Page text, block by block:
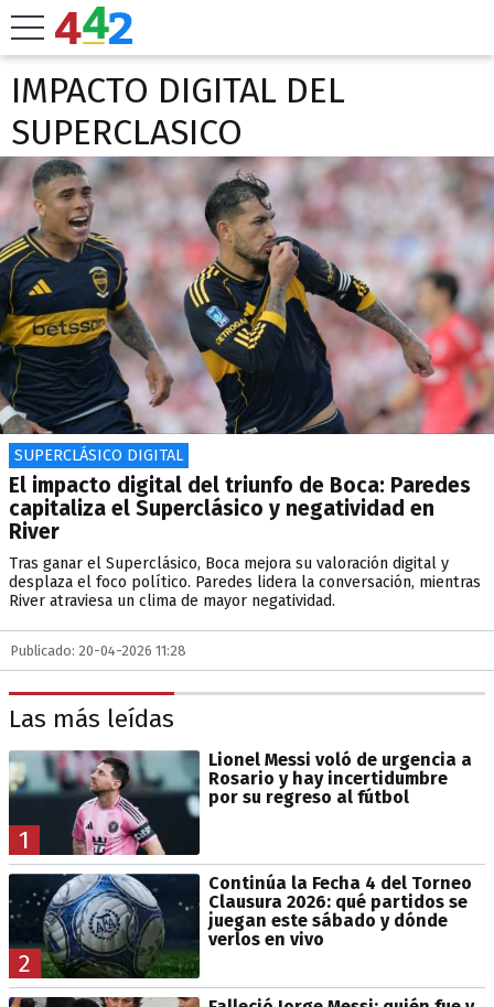
IMPACTO DIGITAL DEL
SUPERCLASICO
SUPERCLÁSICO DIGITAL
El impacto digital del triunfo de Boca: Paredes
capitaliza el Superclásico y negatividad en
River
Tras ganar el Superclásico, Boca mejora su valoración digital y
desplaza el foco político. Paredes lidera la conversación, mientras
River atraviesa un clima de mayor negatividad.
Publicado: 20-04-2026 11:28
Las más leídas
1
Lionel Messi voló de urgencia a
Rosario y hay incertidumbre
por su regreso al fútbol
2
Continúa la Fecha 4 del Torneo
Clausura 2026: qué partidos se
juegan este sábado y dónde
verlos en vivo